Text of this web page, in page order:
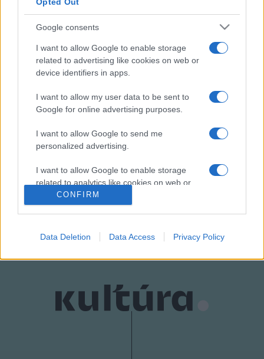
Google consents
I want to allow Google to enable storage
related to advertising like cookies on web or
device identifiers in apps.
I want to allow my user data to be sent to
Google for online advertising purposes.
I want to allow Google to send me
personalized advertising.
I want to allow Google to enable storage
related to analytics like cookies on web or
device identifiers in apps.
related to functionality of the website or app.
I want to allow Google to enable storage
related to security, including authentication
CONFIRM
Data Deletion Data Access Privacy Policy
A művésznő 53 évesen hunyt el, a Farkasréti temetőben
helyezték örök nyugalomra. Emlékére minden évben
Forrás: wikipedia, magyarnota.com
MEGOSZTÁS